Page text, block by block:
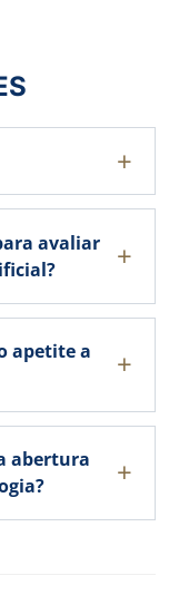
avaliar
apetite a
abertura